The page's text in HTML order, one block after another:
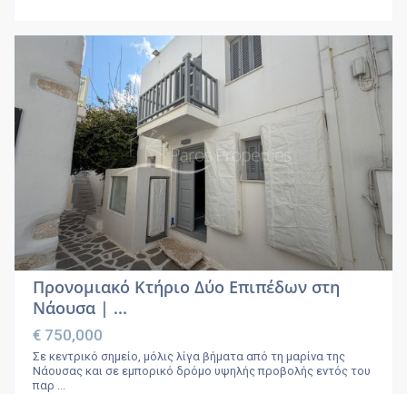
Προνομιακό Κτήριο Δύο Επιπέδων στη
Νάουσα | ...
€ 750,000
Σε κεντρικό σημείο, μόλις λίγα βήματα από τη μαρίνα της
Νάουσας και σε εμπορικό δρόμο υψηλής προβολής εντός του
παρ ...